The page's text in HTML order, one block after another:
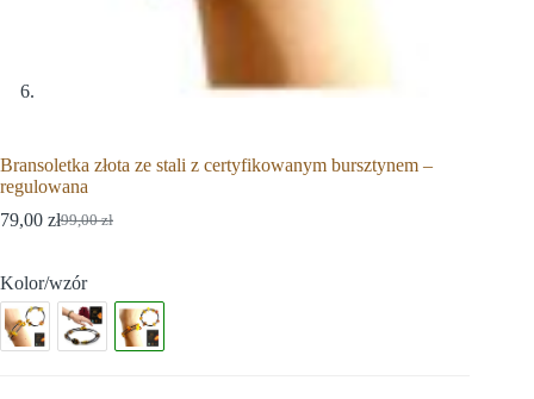
Bransoletka złota ze stali z certyfikowanym bursztynem –
regulowana
99,00zł
79,00 zł
Kolor/wzór